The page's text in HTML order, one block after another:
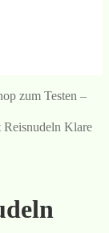
zum Testen –
Klare